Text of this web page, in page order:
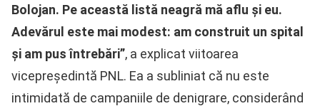
Bolojan. Pe această listă neagră mă aflu și eu.
Adevărul este mai modest: am construit un spital
și am pus întrebări”, a explicat viitoarea
vicepreședintă PNL. Ea a subliniat că nu este
intimidată de campaniile de denigrare, considerând